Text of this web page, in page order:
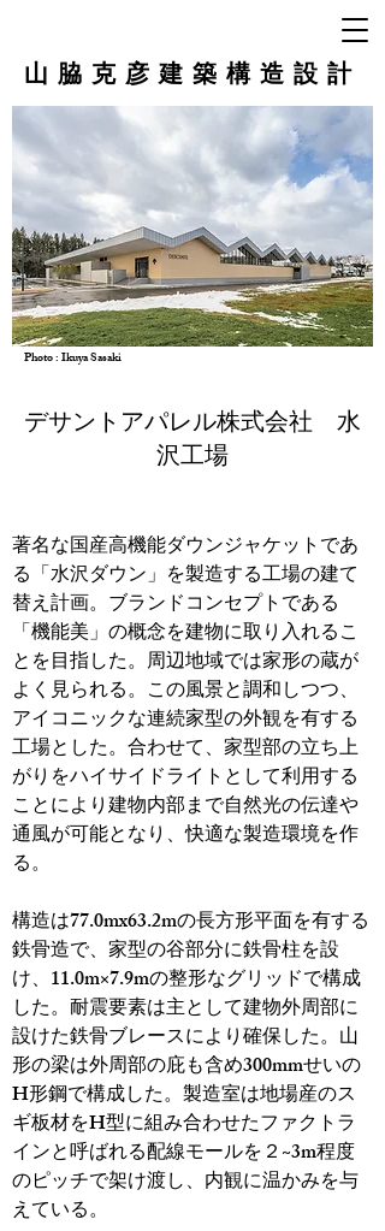
山脇克彦建築構造設計
Photo : Ikuya Sasaki
デサントアパレル株式会社 水
沢工場
著名な国産高機能ダウンジャケットであ
る「水沢ダウン」を製造する工場の建て
替え計画。ブランドコンセプトである
「機能美」の概念を建物に取り入れるこ
とを目指した。 周辺地域では家形の蔵が
よく見られる。この風景と調和しつつ、
アイコニックな連続家型の外観を有する
工場とした。合わせて、家型部の立ち上
がりをハイサイドライトとして利用する
ことにより建物内部まで自然光の伝達や
通風が可能となり、快適な製造環境を作
る。
構造は77.0mx63.2mの長方形平面を有する
鉄骨造で、家型の谷部分に鉄骨柱を設
け、11.0m×7.9mの整形なグリッドで構成
した。耐震要素は主として建物外周部に
設けた鉄骨ブレースにより確保した。山
形の梁は外周部の庇も含め300mmせいの
H形鋼で構成した。製造室は地場産のス
ギ板材をH型に組み合わせたファクトラ
インと呼ばれる配線モールを２~3m程度
のピッチで架け渡し、内観に温かみを与
えている。